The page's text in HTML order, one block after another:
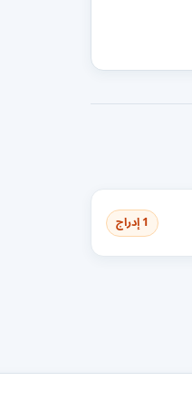
1 إدراج